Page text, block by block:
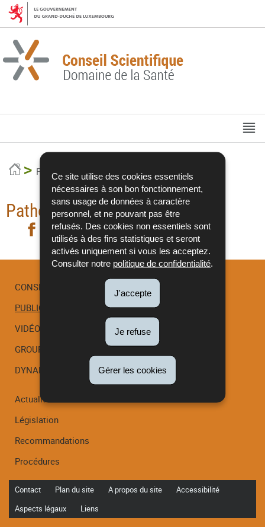
Ce site utilise des cookies essentiels
nécessaires à son bon fonctionnement,
sans usage de données à caractère
personnel, et ne pouvant pas être
refusés. Des cookies non essentiels sont
utilisés à des fins statistiques et seront
activés uniquement si vous les acceptez.
Consulter notre politique de confidentialité
J'accepte
Je refuse
Gérer les cookies
Aller
la
navigation
Aller
contenu
AccueilPublications
Pathologies cardio-vasculaires
Partager sur Facebook- nouvelle fenêtre
Partager sur Twitter- nouvelle fenêtre
Partager sur LinkedIn
Imprimer
Menu
de
navigation
CONSEIL SCIENTIFIQUE
PUBLICATIONS
VIDÉOS
GROUPES DE TRAVAIL
DYNAMED
Actualités
Législation
Recommandations
Procédures
Contact Plan du site A propos du site
Accessibilité
Aspects légaux
Liens
Haut